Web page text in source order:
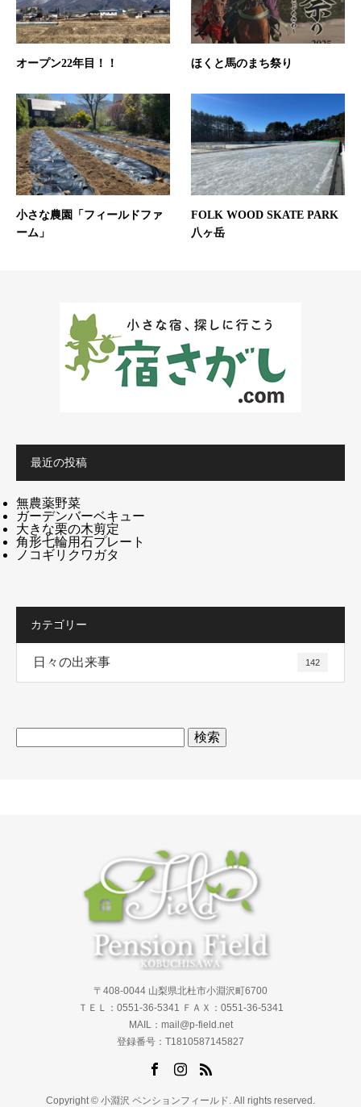
オープン22年目！！ ほくと馬のまち祭り
小さな農園「フィールドファ
ーム」
FOLK WOOD SKATE PARK
八ヶ岳
最近の投稿
無農薬野菜
ガーデンバーベキュー
大きな栗の木剪定
角形七輪用石プレート
ノコギリクワガタ
カテゴリー
日々の出来事 142
索:
〒408-0044 山梨県北杜市小淵沢町6700
ＴＥＬ：0551-36-5341 ＦＡＸ：0551-36-5341
MAIL：mail@p-field.net
登録番号：T1810587145827
Copyright © 小淵沢 ペンションフィールド. All rights reserved.